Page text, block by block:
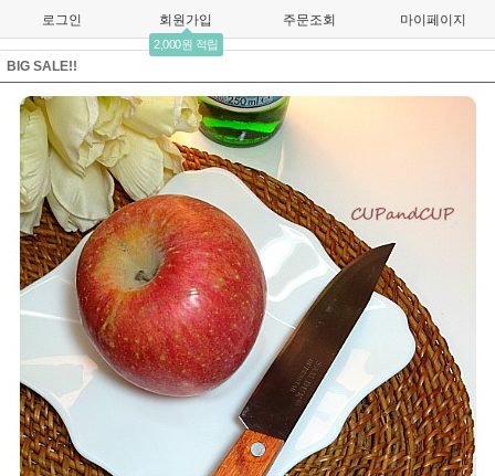
로그인 회원가입
2,000원 적립
주문조회 마이페이지
BIG SALE!!